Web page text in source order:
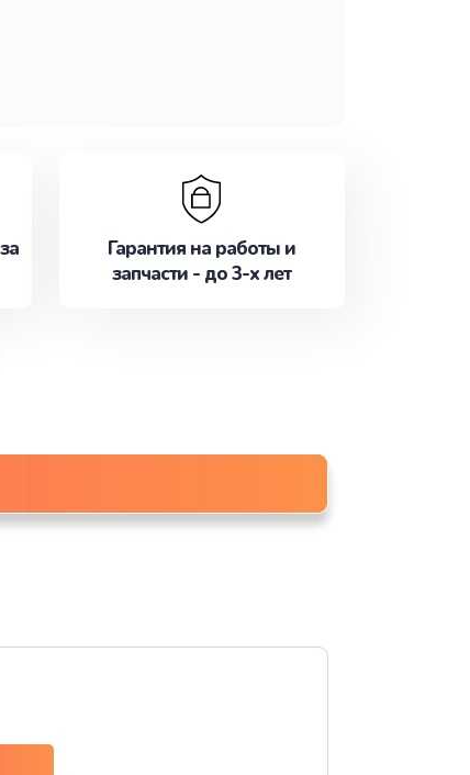
Гарантия на работы и
запчасти - до 3-х лет